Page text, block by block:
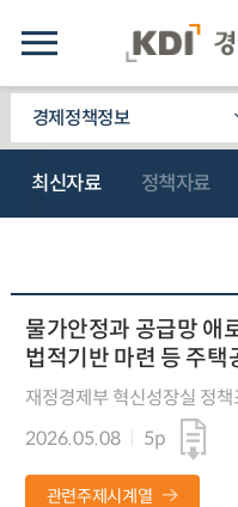
경제정책정보
최신자료 정책자료
물가안정과 공급망 애
법적기반 마련 등 주택
재정경제부 혁신성장실 정
2026.05.08
5p
관련주제시계열